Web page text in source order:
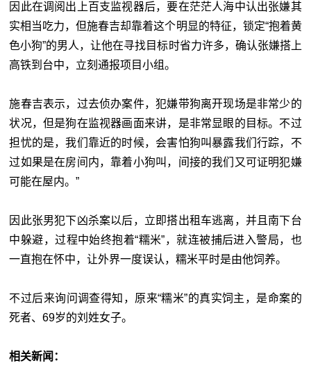
因此在调阅出上百支监视器后，要在茫茫人海中认出张嫌其
实相当吃力，但施春吉却靠着这个明显的特征，锁定“抱着黄
色小狗”的男人，让他在寻找目标时省力许多，确认张嫌搭上
高铁到台中，立刻通报项目小组。
施春吉表示，过去侦办案件，犯嫌带狗离开现场是非常少的
状况，但是狗在监视器画面来讲，是非常显眼的目标。不过
担忧的是，我们靠近的时候，会害怕狗叫暴露我们行踪，不
过如果是在房间内，靠着小狗叫，间接的我们又可证明犯嫌
可能在屋内。”
因此张男犯下凶杀案以后，立即搭出租车逃离，并且南下台
中躲避，过程中始终抱着“糯米”，就连被捕后进入警局，也
一直抱在怀中，让外界一度误认，糯米平时是由他饲养。
不过后来询问调查得知，原来“糯米”的真实饲主，是命案的
死者、69岁的刘姓女子。
相关新闻：